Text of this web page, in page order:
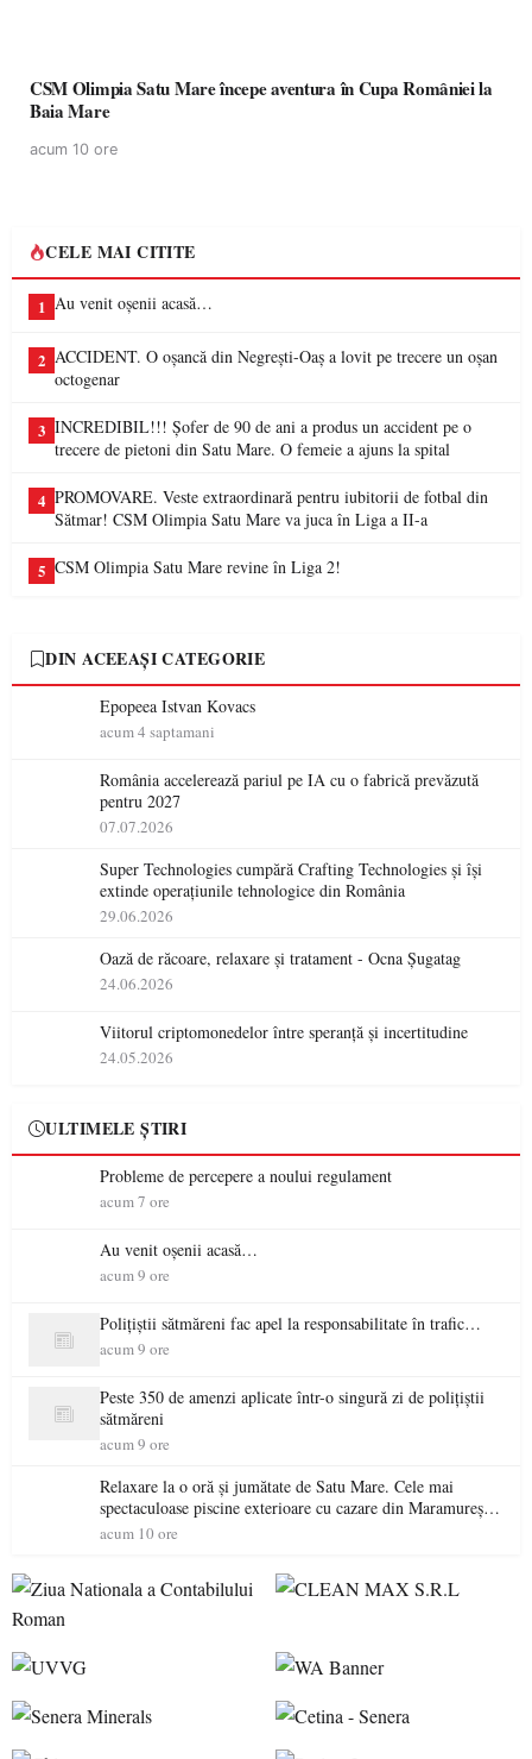
CSM Olimpia Satu Mare începe aventura în Cupa României la
Baia Mare
acum 10 ore
CELE MAI CITITE
1 Au venit oșenii acasă…
2 ACCIDENT. O oșancă din Negrești-Oaș a lovit pe trecere un oșan
octogenar
3 INCREDIBIL!!! Șofer de 90 de ani a produs un accident pe o
trecere de pietoni din Satu Mare. O femeie a ajuns la spital
4 PROMOVARE. Veste extraordinară pentru iubitorii de fotbal din
Sătmar! CSM Olimpia Satu Mare va juca în Liga a II-a
5 CSM Olimpia Satu Mare revine în Liga 2!
DIN ACEEAȘI CATEGORIE
Epopeea Istvan Kovacs
acum 4 saptamani
România accelerează pariul pe IA cu o fabrică prevăzută
pentru 2027
07.07.2026
Super Technologies cumpără Crafting Technologies și își
extinde operațiunile tehnologice din România
29.06.2026
Oază de răcoare, relaxare și tratament - Ocna Șugatag
24.06.2026
Viitorul criptomonedelor între speranță și incertitudine
24.05.2026
ULTIMELE ȘTIRI
Probleme de percepere a noului regulament
acum 7 ore
Au venit oșenii acasă…
acum 9 ore
Polițiștii sătmăreni fac apel la responsabilitate în trafic…
acum 9 ore
Peste 350 de amenzi aplicate într-o singură zi de polițiștii
sătmăreni
acum 9 ore
Relaxare la o oră și jumătate de Satu Mare. Cele mai
spectaculoase piscine exterioare cu cazare din Maramureș,
ideale pentru o escapadă de vară
acum 10 ore